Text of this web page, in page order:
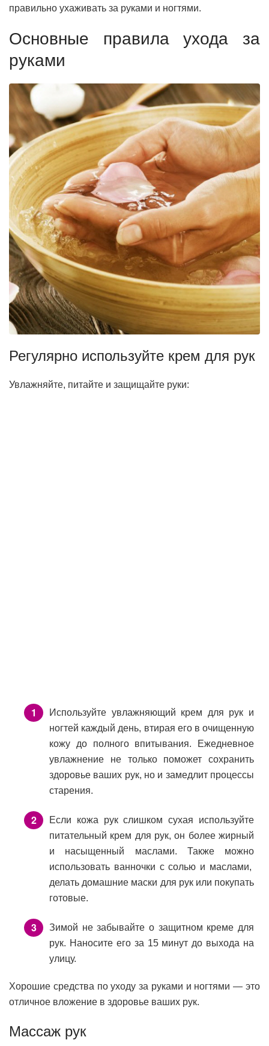
правильно ухаживать за руками и ногтями.
Основные правила ухода за
руками
Регулярно используйте крем для рук
Увлажняйте, питайте и защищайте руки:
Используйте увлажняющий крем для рук и
ногтей каждый день, втирая его в очищенную
кожу до полного впитывания. Ежедневное
увлажнение не только поможет сохранить
здоровье ваших рук, но и замедлит процессы
старения.
Если кожа рук слишком сухая используйте
питательный крем для рук, он более жирный
и насыщенный маслами. Также можно
использовать ванночки с солью и маслами,
делать домашние маски для рук или покупать
готовые.
Зимой не забывайте о защитном креме для
рук. Наносите его за 15 минут до выхода на
улицу.
Хорошие средства по уходу за руками и ногтями — это
отличное вложение в здоровье ваших рук.
Массаж рук